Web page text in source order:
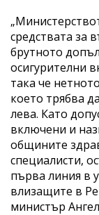
средствата за
брутното
осигурителни
така че
което трябва
лева. Като
включени и
общините
специалисти,
първа линия в
влизащите в
министър